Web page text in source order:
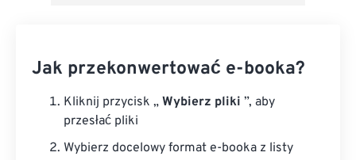
Jak przekonwertować e-booka?
Kliknij przycisk „ Wybierz pliki ”, aby
przesłać pliki
Wybierz docelowy format e-booka z listy